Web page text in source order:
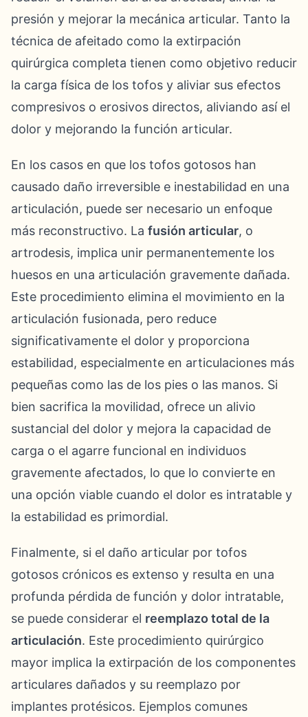
presión y mejorar la mecánica articular. Tanto la
técnica de afeitado como la extirpación
quirúrgica completa tienen como objetivo reducir
la carga física de los tofos y aliviar sus efectos
compresivos o erosivos directos, aliviando así el
dolor y mejorando la función articular.
En los casos en que los tofos gotosos han
causado daño irreversible e inestabilidad en una
articulación, puede ser necesario un enfoque
más reconstructivo. La fusión articular, o
artrodesis, implica unir permanentemente los
huesos en una articulación gravemente dañada.
Este procedimiento elimina el movimiento en la
articulación fusionada, pero reduce
significativamente el dolor y proporciona
estabilidad, especialmente en articulaciones más
pequeñas como las de los pies o las manos. Si
bien sacrifica la movilidad, ofrece un alivio
sustancial del dolor y mejora la capacidad de
carga o el agarre funcional en individuos
gravemente afectados, lo que lo convierte en
una opción viable cuando el dolor es intratable y
la estabilidad es primordial.
Finalmente, si el daño articular por tofos
gotosos crónicos es extenso y resulta en una
profunda pérdida de función y dolor intratable,
se puede considerar el reemplazo total de la
articulación. Este procedimiento quirúrgico
mayor implica la extirpación de los componentes
articulares dañados y su reemplazo por
implantes protésicos. Ejemplos comunes